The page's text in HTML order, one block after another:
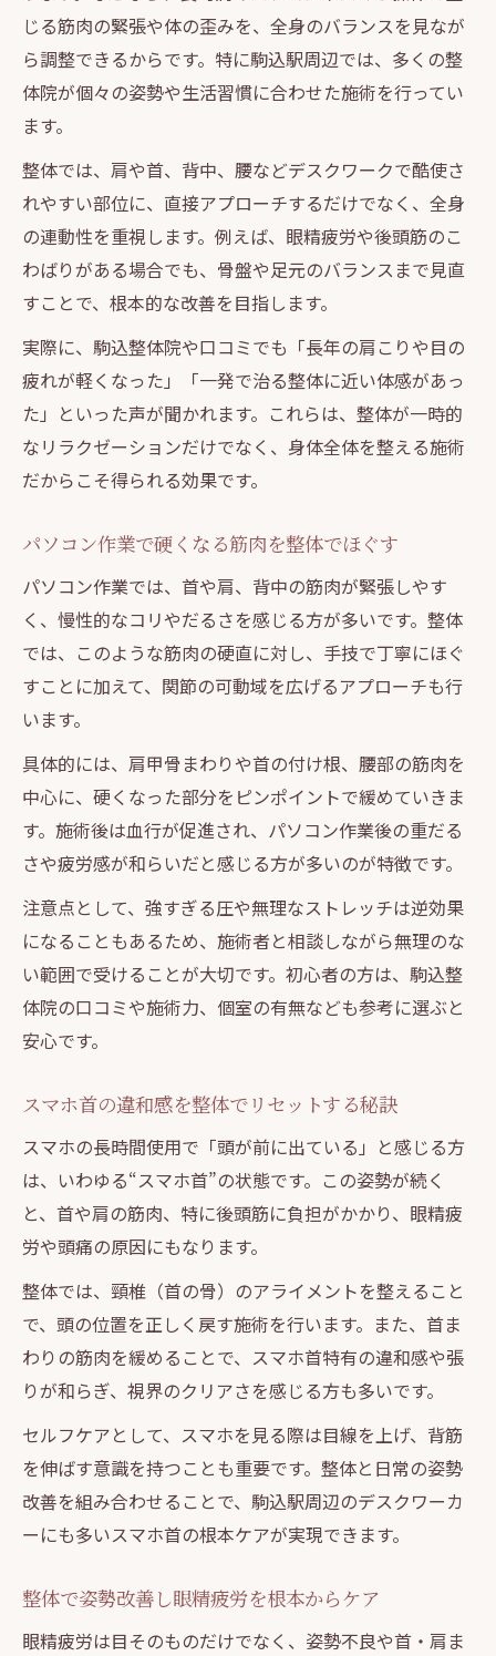
じる筋肉の緊張や体の歪みを、全身のバランスを見なが
ら調整できるからです。特に駒込駅周辺では、多くの整
体院が個々の姿勢や生活習慣に合わせた施術を行ってい
ます。
整体では、肩や首、背中、腰などデスクワークで酷使さ
れやすい部位に、直接アプローチするだけでなく、全身
の連動性を重視します。例えば、眼精疲労や後頭筋のこ
わばりがある場合でも、骨盤や足元のバランスまで見直
すことで、根本的な改善を目指します。
実際に、駒込整体院や口コミでも「長年の肩こりや目の
疲れが軽くなった」「一発で治る整体に近い体感があっ
た」といった声が聞かれます。これらは、整体が一時的
なリラクゼーションだけでなく、身体全体を整える施術
だからこそ得られる効果です。
パソコン作業で硬くなる筋肉を整体でほぐす
パソコン作業では、首や肩、背中の筋肉が緊張しやす
く、慢性的なコリやだるさを感じる方が多いです。整体
では、このような筋肉の硬直に対し、手技で丁寧にほぐ
すことに加えて、関節の可動域を広げるアプローチも行
います。
具体的には、肩甲骨まわりや首の付け根、腰部の筋肉を
中心に、硬くなった部分をピンポイントで緩めていきま
す。施術後は血行が促進され、パソコン作業後の重だる
さや疲労感が和らいだと感じる方が多いのが特徴です。
注意点として、強すぎる圧や無理なストレッチは逆効果
になることもあるため、施術者と相談しながら無理のな
い範囲で受けることが大切です。初心者の方は、駒込整
体院の口コミや施術力、個室の有無なども参考に選ぶと
安心です。
スマホ首の違和感を整体でリセットする秘訣
スマホの長時間使用で「頭が前に出ている」と感じる方
は、いわゆる“スマホ首”の状態です。この姿勢が続く
と、首や肩の筋肉、特に後頭筋に負担がかかり、眼精疲
労や頭痛の原因にもなります。
整体では、頸椎（首の骨）のアライメントを整えること
で、頭の位置を正しく戻す施術を行います。また、首ま
わりの筋肉を緩めることで、スマホ首特有の違和感や張
りが和らぎ、視界のクリアさを感じる方も多いです。
セルフケアとして、スマホを見る際は目線を上げ、背筋
を伸ばす意識を持つことも重要です。整体と日常の姿勢
改善を組み合わせることで、駒込駅周辺のデスクワーカ
ーにも多いスマホ首の根本ケアが実現できます。
整体で姿勢改善し眼精疲労を根本からケア
眼精疲労は目そのものだけでなく、姿勢不良や首・肩ま